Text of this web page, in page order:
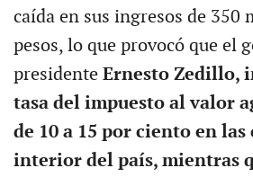
caída en sus ingresos de 350
pesos, lo que provocó que el
presidente Ernesto Zedillo,
tasa del impuesto al valor
de 10 a 15 por ciento en las
interior del país, mientras